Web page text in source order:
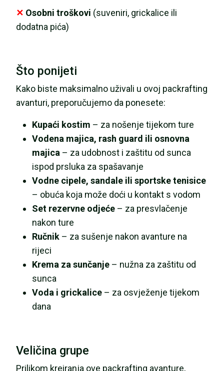
✕ Osobni troškovi (suveniri, grickalice ili
dodatna pića)
Što ponijeti
Kako biste maksimalno uživali u ovoj packrafting
avanturi, preporučujemo da ponesete:
Kupaći kostim – za nošenje tijekom ture
Vodena majica, rash guard ili osnovna
majica – za udobnost i zaštitu od sunca
ispod prsluka za spašavanje
Vodne cipele, sandale ili sportske tenisice
– obuća koja može doći u kontakt s vodom
Set rezervne odjeće – za presvlačenje
nakon ture
Ručnik – za sušenje nakon avanture na
rijeci
Krema za sunčanje – nužna za zaštitu od
sunca
Voda i grickalice – za osvježenje tijekom
dana
Veličina grupe
Prilikom kreiranja ove packrafting avanture,